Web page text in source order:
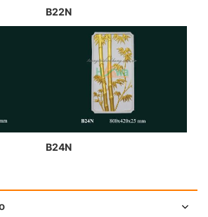
B22N
B24N